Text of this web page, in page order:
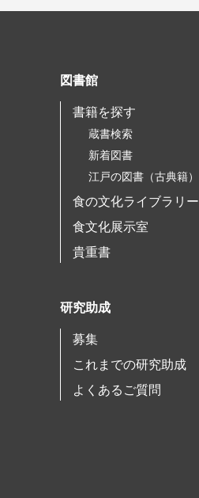
図書館
書籍を探す
蔵書検索
新着図書
江戸の図書（古典籍）
食の文化ライブラリー
食文化展示室
貴重書
研究助成
募集
これまでの研究助成
よくあるご質問